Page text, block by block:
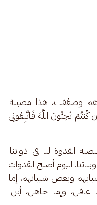
وضعُفت، هذا مصيبة
تُحِبُّونَ اللَّهَ فَاتَّبِعُونِي
القدوة لنا في ذواتنا
اليوم أصبح القدوات
وبعض شيبانهم، إما
غافل، وإما جاهل، أين